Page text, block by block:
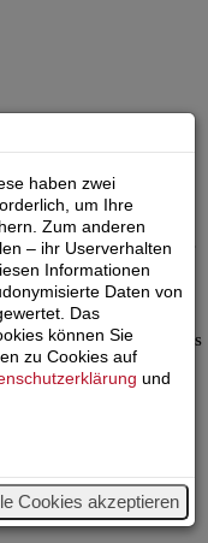
begeisterten
mit viel Herz ging es
Rietschel von der Caritas
Wahnsinn!…
haben zwei
um Ihre
Zum anderen
– ihr Userverhalten
Informationen
Daten von
Das
können Sie
zu Cookies auf
und
Cookies akzeptieren